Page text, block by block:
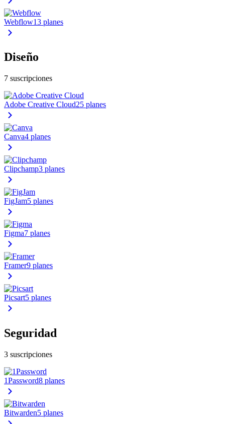
Webflow13 planes
Diseño
7 suscripciones
Adobe Creative Cloud25 planes
Canva4 planes
Clipchamp3 planes
FigJam5 planes
Figma7 planes
Framer9 planes
Picsart5 planes
Seguridad
3 suscripciones
1Password8 planes
Bitwarden5 planes